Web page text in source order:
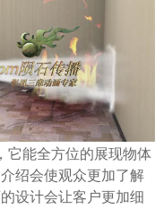
它能全方位的展现物体
绍会使观众更加了解
设计会让客户更加细